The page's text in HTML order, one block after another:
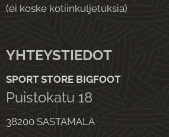
(ei koske kotiinkuljetuksia)
YHTEYSTIEDOT
SPORT STORE BIGFOOT
Puistokatu 18
38200 SASTAMALA